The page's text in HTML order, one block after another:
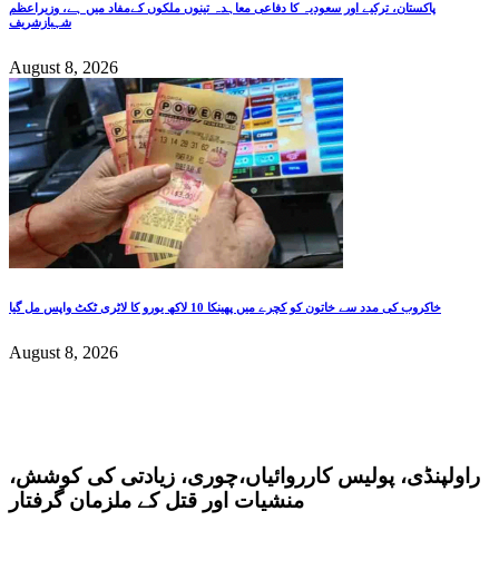
پاکستان، ترکیے اور سعودیہ کا دفاعی معاہدہ تینوں ملکوں کےمفاد میں ہے، وزیراعظم
شہبازشریف
August 8, 2026
خاکروب کی مدد سے خاتون کو کچرے میں پھینکا 10 لاکھ یورو کا لاٹری ٹکٹ واپس مل گیا
August 8, 2026
راولپنڈی، پولیس کارروائیاں،چوری، زیادتی کی کوشش،
منشیات اور قتل کے ملزمان گرفتار